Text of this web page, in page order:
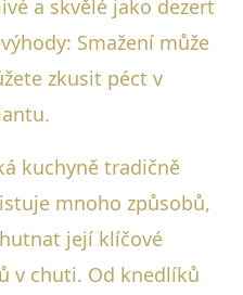
a skvělé jako dezert
Smažení může
zkusit péct v
kuchyně tradičně
mnoho způsobů,
její klíčové
v chuti. Od knedlíků